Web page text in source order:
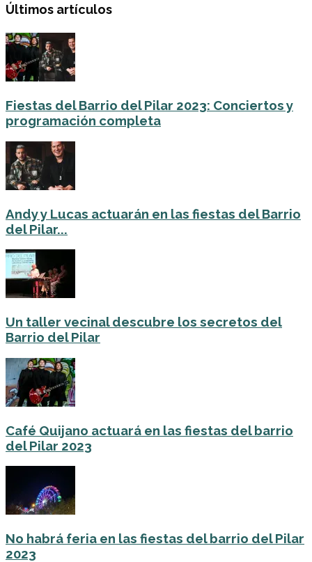
Últimos artículos
Fiestas del Barrio del Pilar 2023: Conciertos y
programación completa
Andy y Lucas actuarán en las fiestas del Barrio
del Pilar...
Un taller vecinal descubre los secretos del
Barrio del Pilar
Café Quijano actuará en las fiestas del barrio
del Pilar 2023
No habrá feria en las fiestas del barrio del Pilar
2023